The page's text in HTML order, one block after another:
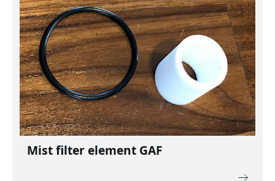
Mist filter element GAF